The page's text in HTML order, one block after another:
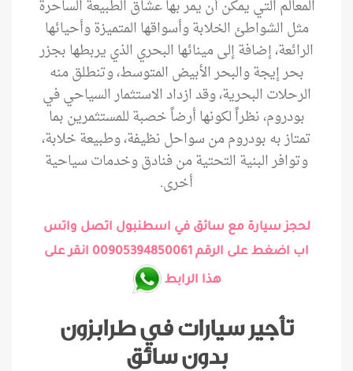
المعالم التي يمكن أن يمر بها عشاق الطبيعة الساحرة
مثل الشواطئ الخلابة وأسواقها المتميزة وأحيائها
الرائعة، إضافة إلى مينائها البحري الذي يربطها بجزر
بحر إيجة والبحر الأبيض المتوسط، وتنطلق منه
الرحلات البحرية، وقد ازداد الاستثمار السياحي في
بودروم، نظراً لكونها أرضاً خصبة للمستثمرين بما
تمتاز به بودروم من سواحل نظيفة، وطبيعة خلابة،
وتوافر البنية التحتية من فنادق وخدمات سياحية
أخرى.
لحجز سيارة مع سائق في اسطنبول اتصل واتس
اب اضغط على الرقم 00905394850061 انقر على
هذا الرابط
تأجير سيارات في طرابزون
بدون سائق